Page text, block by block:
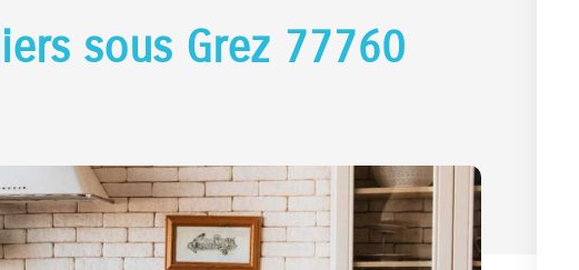
sous Grez 77760